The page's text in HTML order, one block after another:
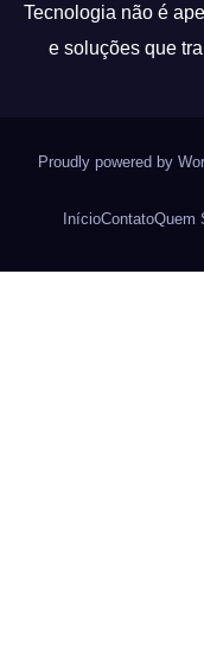
Tecnologia não é
e soluções que
Proudly powered by
InícioContatoQuem